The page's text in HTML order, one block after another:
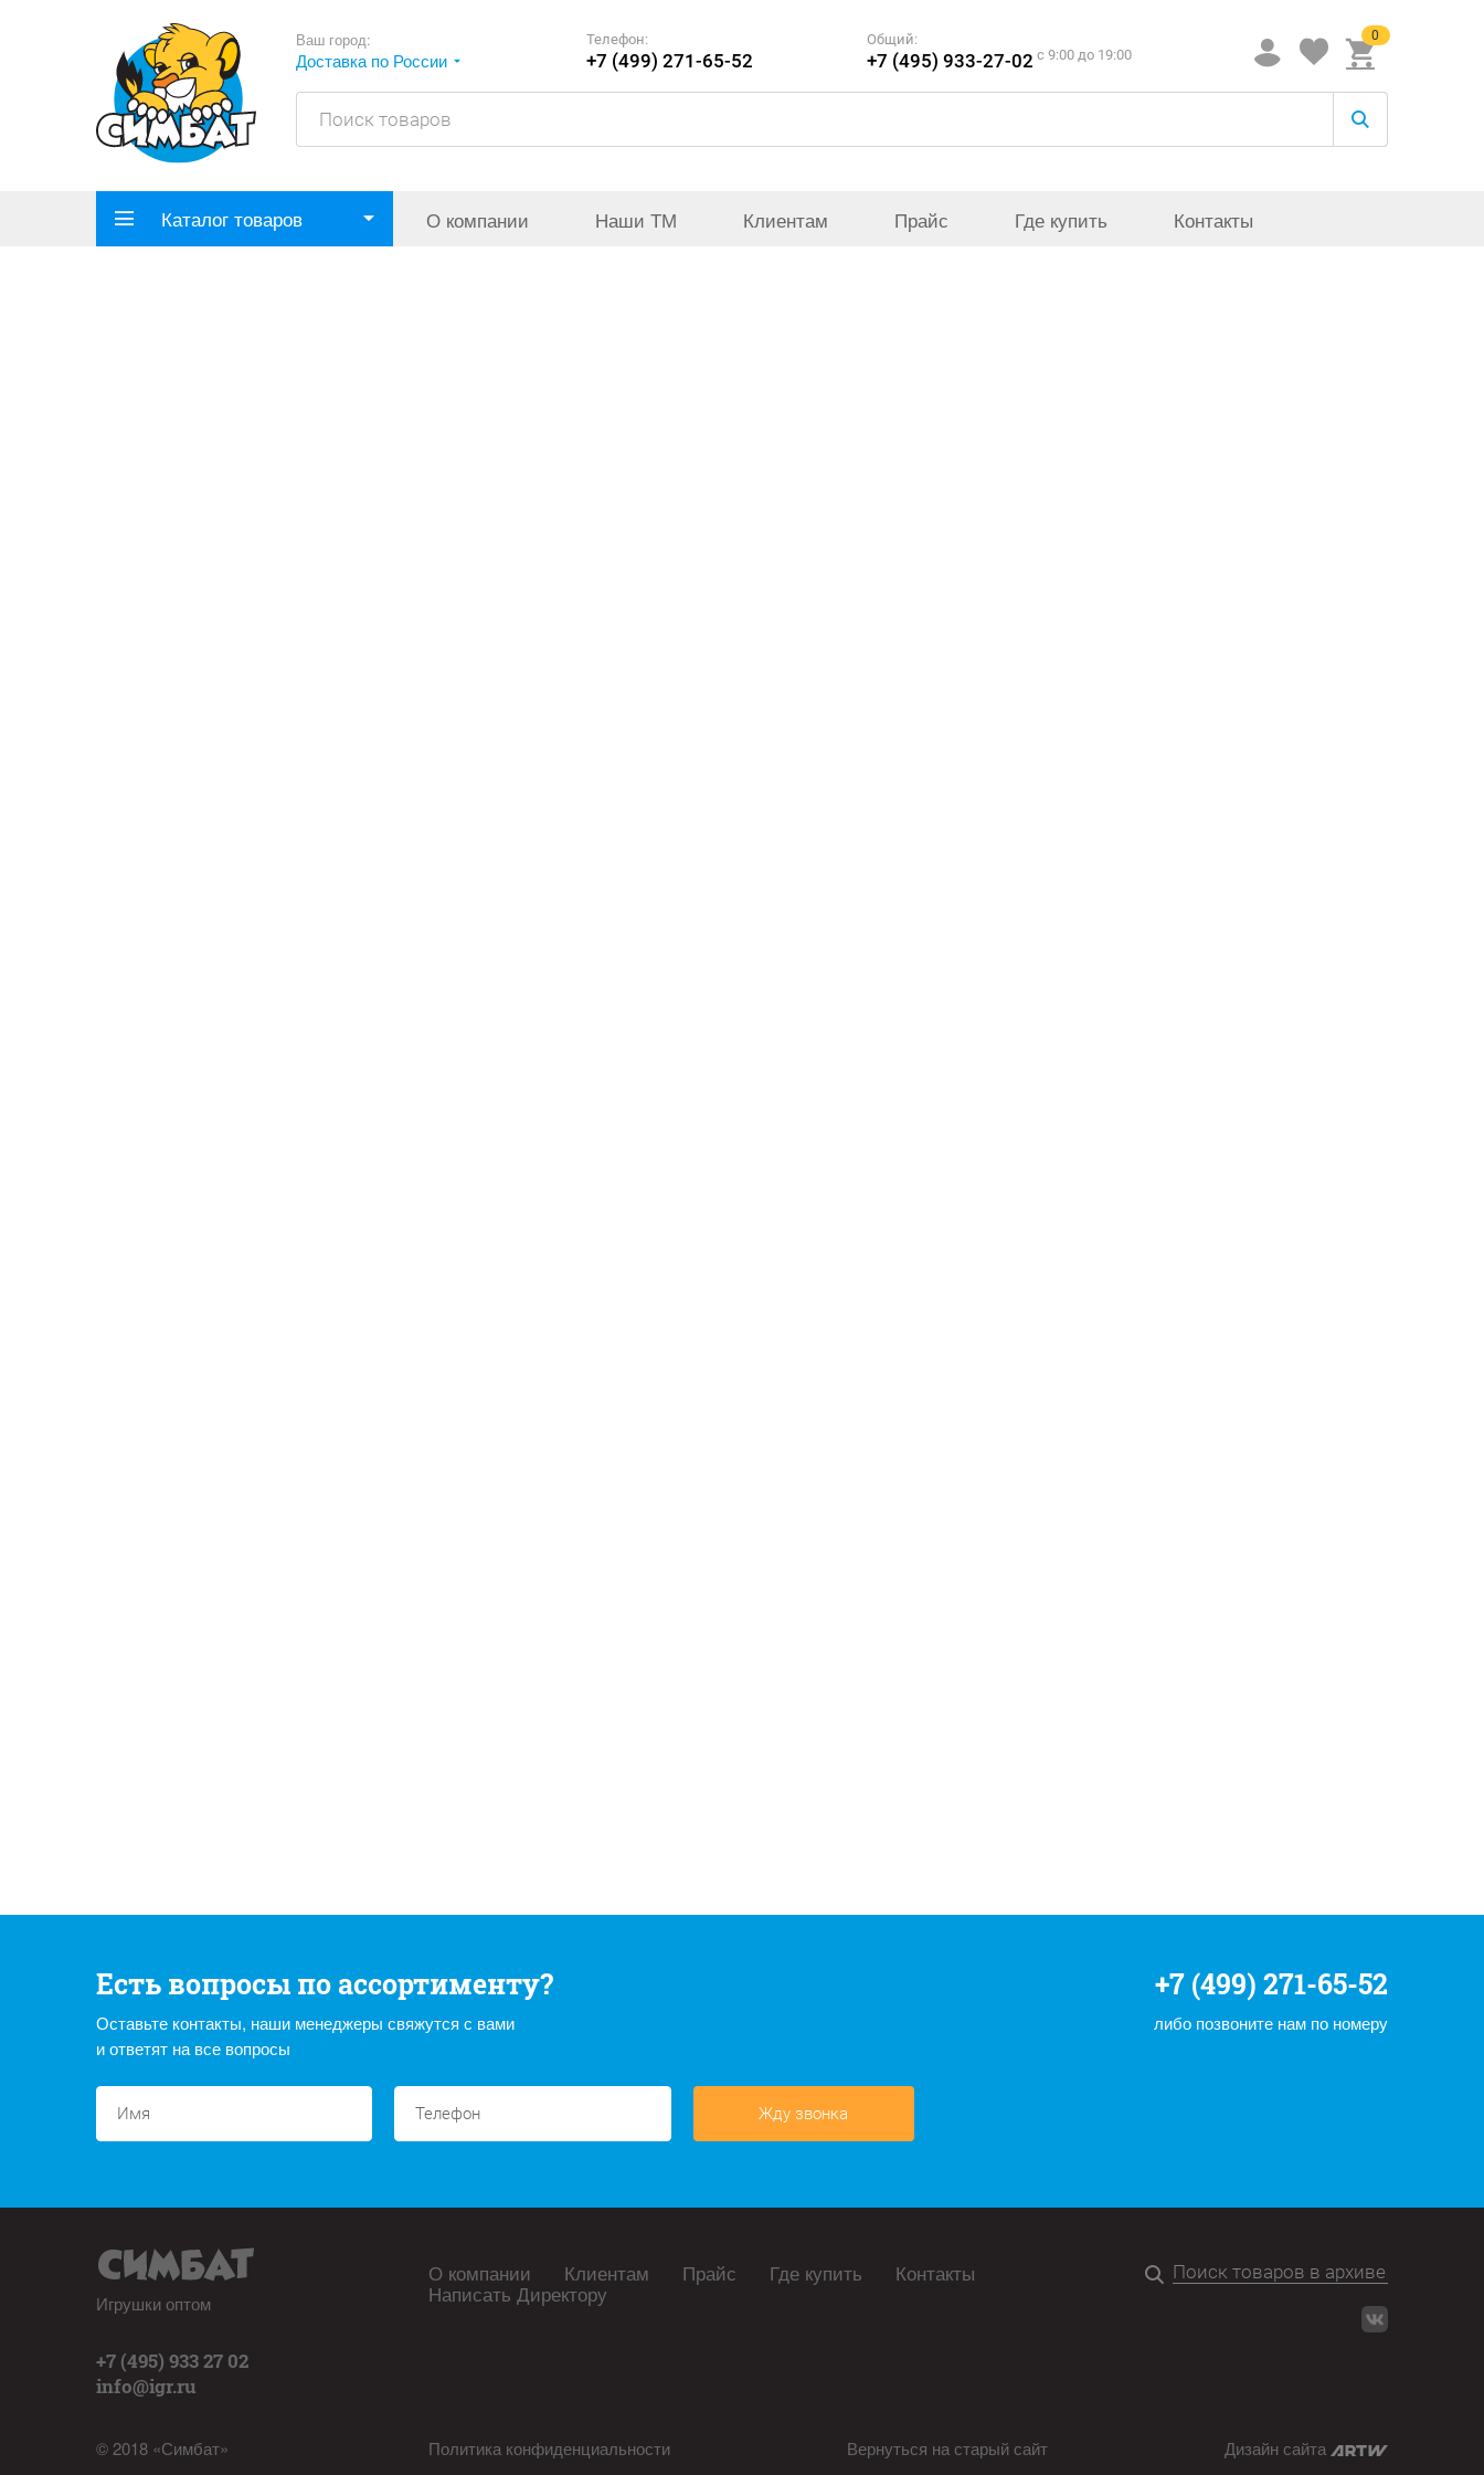
Ваш город:
Доставка по России
Телефон:
+7 (499) 271-65-52
Общий:
+7 (495) 933-27-02 c 9:00 до 19:00
0
Каталог товаров О компании Наши ТМ Клиентам Прайс Где купить Контакты
Есть вопросы по ассортименту?
Оставьте контакты, наши менеджеры свяжутся с вами
и ответят на все вопросы
+7 (499) 271-65-52
либо позвоните нам по номеру
Жду звонка
Игрушки оптом
+7 (495) 933 27 02
info@igr.ru
© 2018 «Симбат»
О компании Клиентам Прайс Где купить Контакты
Написать Директору
Политика конфиденциальности Вернуться на старый сайт Дизайн сайта